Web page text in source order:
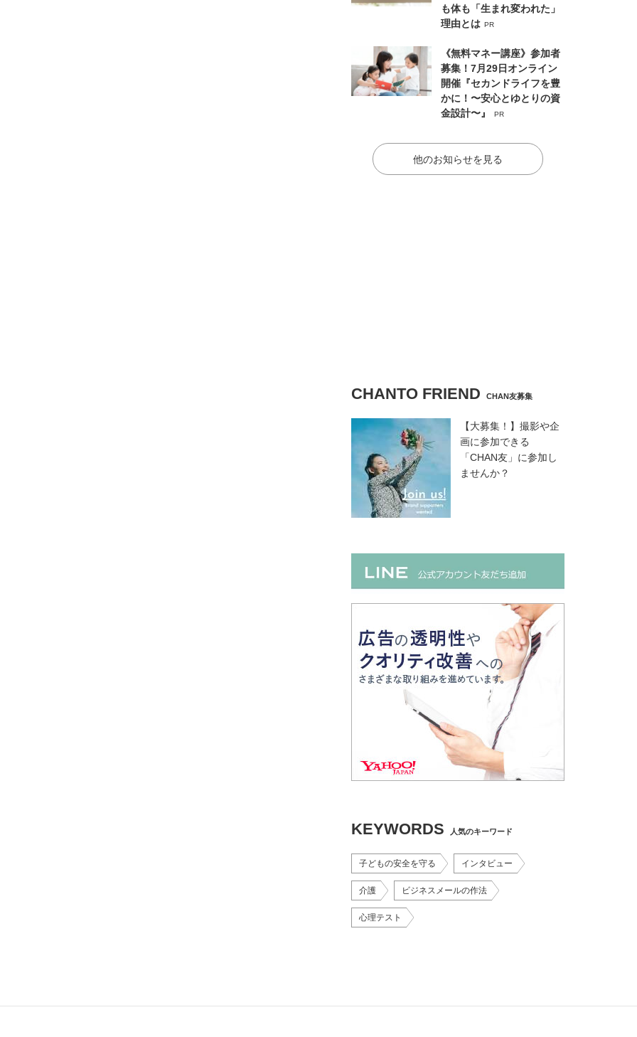
も体も「生まれ変われた」
理由とは PR
《無料マネー講座》参加者
募集！7月29日オンライン
開催『セカンドライフを豊
かに！〜安心とゆとりの資
金設計〜』
PR
他のお知らせを見る
CHANTO FRIEND CHAN友募集
【大募集！】撮影や企
画に参加できる
「CHAN友」に参加し
ませんか？
KEYWORDS 人気のキーワード
子どもの安全を守る インタビュー
介護 ビジネスメールの作法
心理テスト